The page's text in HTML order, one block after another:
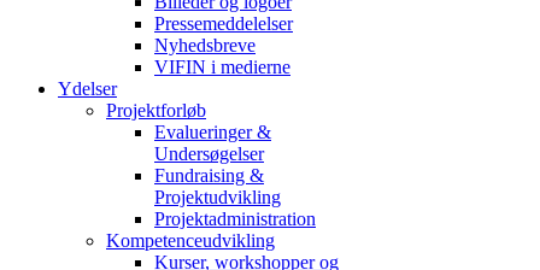
Pressemeddelelser
Nyhedsbreve
VIFIN i medierne
Ydelser
Projektforløb
Evalueringer &
Undersøgelser
Fundraising &
Projektudvikling
Projektadministration
Kompetenceudvikling
Kurser, workshopper og